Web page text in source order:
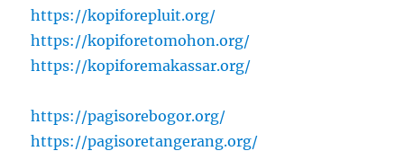
https://kopiforepluit.org/
https://kopiforetomohon.org/
https://kopiforemakassar.org/
https://pagisorebogor.org/
https://pagisoretangerang.org/